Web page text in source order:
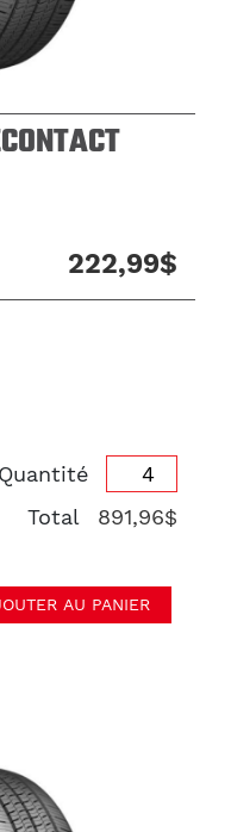
222,99$
Quantité
Total
891,96$
AU PANIER